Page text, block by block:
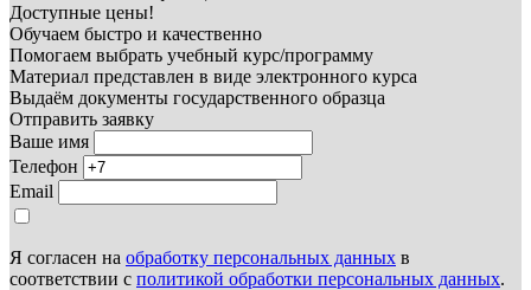
Доступные цены!
Обучаем быстро и качественно
Помогаем выбрать учебный курс/программу
Материал представлен в виде электронного курса
Выдаём документы государственного образца
Отправить заявку
Ваше имя
Телефон
Email
Я согласен на обработку персональных данных в
соответствии с политикой обработки персональных данных.